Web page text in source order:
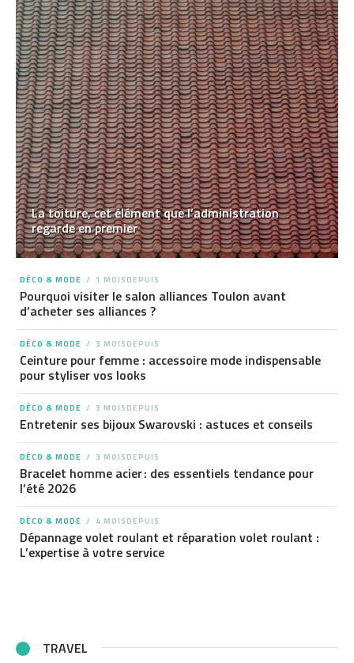
La toiture, cet élément que l’administration
regarde en premier
DÉCO & MODE 1 MOISDEPUIS
Pourquoi visiter le salon alliances Toulon avant
d’acheter ses alliances ?
DÉCO & MODE 3 MOISDEPUIS
Ceinture pour femme : accessoire mode indispensable
pour styliser vos looks
DÉCO & MODE 3 MOISDEPUIS
Entretenir ses bijoux Swarovski : astuces et conseils
DÉCO & MODE 3 MOISDEPUIS
Bracelet homme acier : des essentiels tendance pour
l’été 2026
DÉCO & MODE 4 MOISDEPUIS
Dépannage volet roulant et réparation volet roulant :
L’expertise à votre service
TRAVEL